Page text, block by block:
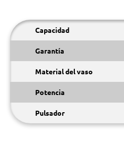
Capacidad
Garantía
Material del vaso
Potencia
Pulsador